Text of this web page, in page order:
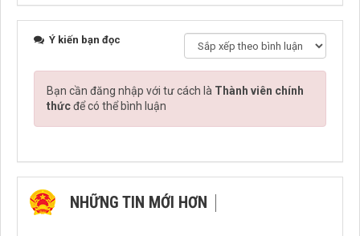
Ý kiến bạn đọc
Bạn cần đăng nhập với tư cách là Thành viên chính
thứcđể có thể bình luận
NHỮNG TIN MỚI HƠN